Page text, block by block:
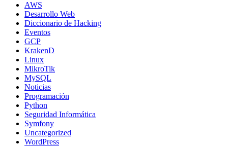
AWS
Desarrollo Web
Diccionario de Hacking
Eventos
GCP
KrakenD
Linux
MikroTik
MySQL
Noticias
Programación
Python
Seguridad Informática
Symfony
Uncategorized
WordPress